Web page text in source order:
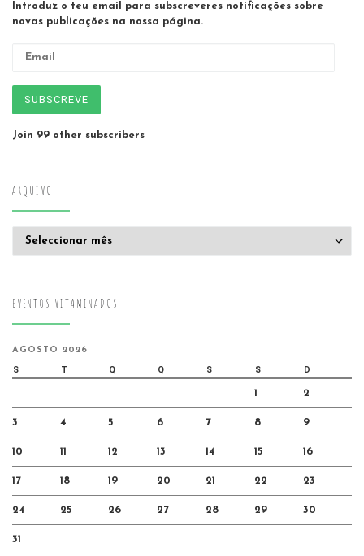
Introduz o teu email para subscreveres notificações sobre
novas publicações na nossa página.
SUBSCREVE
Join 99 other subscribers
ARQUIVO
EVENTOS VITAMINADOS
AGOSTO 2026
S T Q Q S S D
1 2
3 4 5 6 7 8 9
10 11 12 13 14 15 16
17 18 19 20 21 22 23
24 25 26 27 28 29 30
31